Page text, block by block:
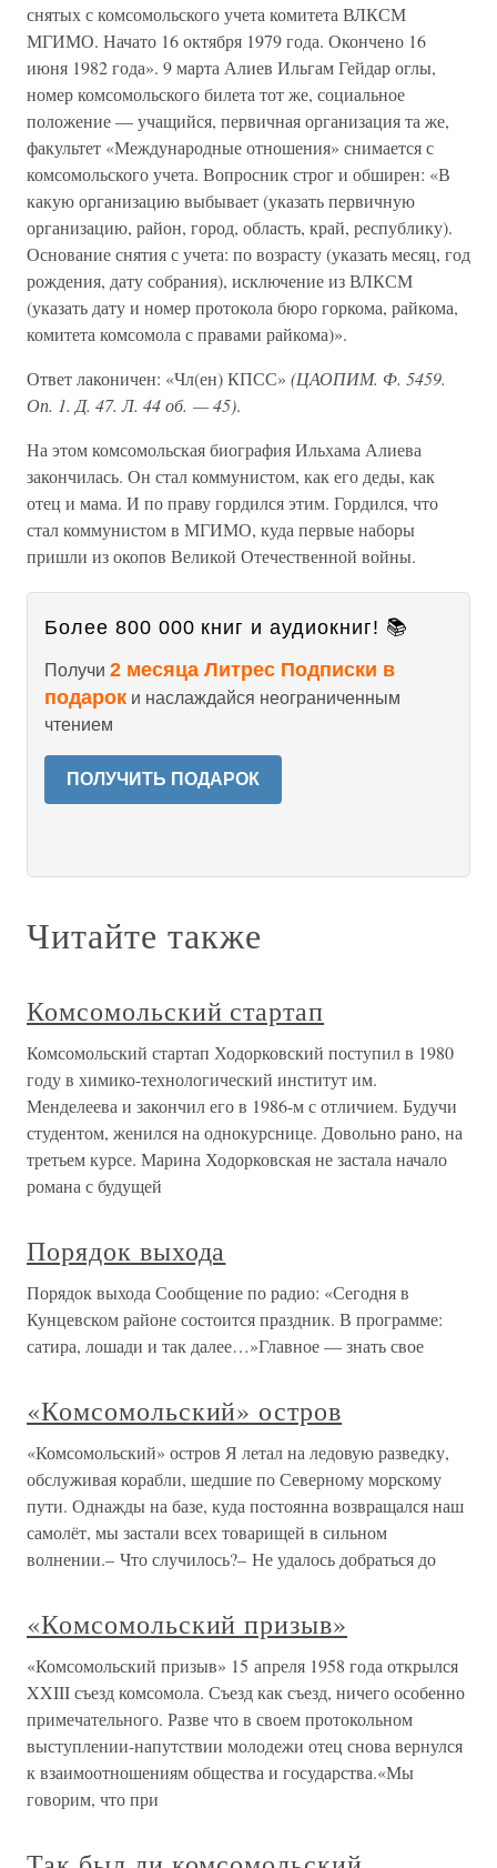
снятых с комсомольского учета комитета ВЛКСМ
МГИМО. Начато 16 октября 1979 года. Окончено 16
июня 1982 года». 9 марта Алиев Ильгам Гейдар оглы,
номер комсомольского билета тот же, социальное
положение — учащийся, первичная организация та же,
факультет «Международные отношения» снимается с
комсомольского учета. Вопросник строг и обширен: «В
какую организацию выбывает (указать первичную
организацию, район, город, область, край, республику).
Основание снятия с учета: по возрасту (указать месяц, год
рождения, дату собрания), исключение из ВЛКСМ
(указать дату и номер протокола бюро горкома, райкома,
комитета комсомола с правами райкома)».
Ответ лаконичен: «Чл(ен) КПСС» (ЦАОПИМ. Ф. 5459.
Оп. 1. Д. 47. Л. 44 об. — 45).
На этом комсомольская биография Ильхама Алиева
закончилась. Он стал коммунистом, как его деды, как
отец и мама. И по праву гордился этим. Гордился, что
стал коммунистом в МГИМО, куда первые наборы
пришли из окопов Великой Отечественной войны.
Более 800 000 книг и аудиокниг! 📚
Получи 2 месяца Литрес Подписки в
подарок и наслаждайся неограниченным
чтением
ПОЛУЧИТЬ ПОДАРОК
Читайте также
Комсомольский стартап
Комсомольский стартап Ходорковский поступил в 1980
году в химико-технологический институт им.
Менделеева и закончил его в 1986-м с отличием. Будучи
студентом, женился на однокурснице. Довольно рано, на
третьем курсе. Марина Ходорковская не застала начало
романа с будущей
Порядок выхода
Порядок выхода Сообщение по радио: «Сегодня в
Кунцевском районе состоится праздник. В программе:
сатира, лошади и так далее…»Главное — знать свое
«Комсомольский» остров
«Комсомольский» остров Я летал на ледовую разведку,
обслуживая корабли, шедшие по Северному морскому
пути. Однажды на базе, куда постоянна возвращался наш
самолёт, мы застали всех товарищей в сильном
волнении.– Что случилось?– Не удалось добраться до
«Комсомольский призыв»
«Комсомольский призыв» 15 апреля 1958 года открылся
XXIII съезд комсомола. Съезд как съезд, ничего особенно
примечательного. Разве что в своем протокольном
выступлении-напутствии молодежи отец снова вернулся
к взаимоотношениям общества и государства.«Мы
говорим, что при